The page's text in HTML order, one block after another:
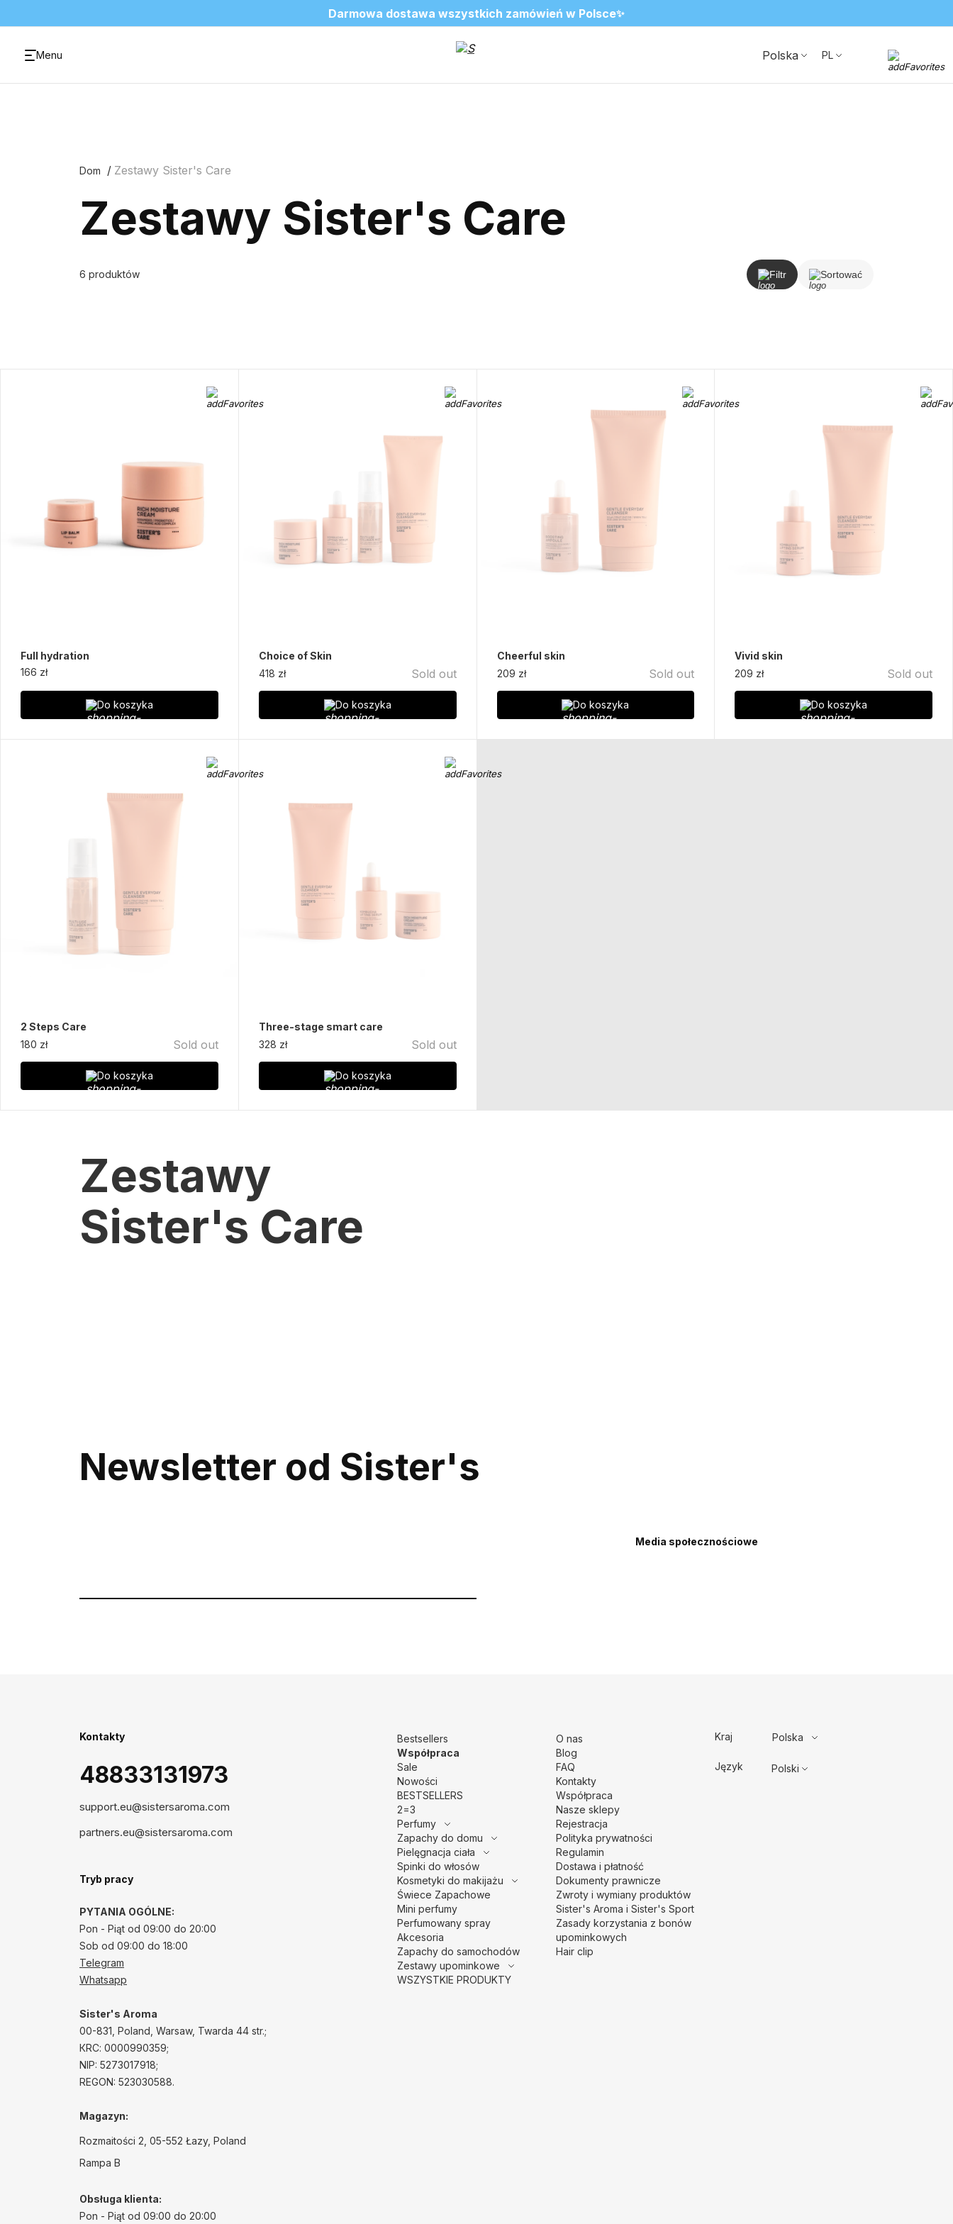
✨
2=3 na ulubione zapachy do wnętrz
SALE do -20%✨
❤️ Perfumy Sugar Porn 50 ml znów dostępne
Nowosci✨
Menu Polska PL
Dom Zestawy Sister's Care
Zestawy Sister's Care
6 produktów Sortować
Filtr
Full hydration
166 zł
Do koszyka
Choice of Skin
418 zł
Sold out
Do koszyka
Cheerful skin
209 zł
Sold out
Do koszyka
Vivid skin
209 zł
Sold out
Do koszyka
2 Steps Care
180 zł
Sold out
Do koszyka
Three-stage smart care
328 zł
Sold out
Do koszyka
Zestawy
Sister's Care
Newsletter od Sister's
Media społecznościowe
Kontakty
48833131973
support.eu@sistersaroma.com
partners.eu@sistersaroma.com
Tryb pracy
PYTANIA OGÓLNE:
Pon - Piąt od 09:00 do 20:00
Sob od 09:00 do 18:00
Telegram
Whatsapp
Sister's Aroma
00-831, Poland, Warsaw, Twarda 44 str.;
КRС: 0000990359;
NIP: 5273017918;
REGON: 523030588.
Magazyn:
Rozmaitości 2, 05-552 Łazy, Poland
Rampa B
Obsługa klienta:
Pon - Piąt od 09:00 do 20:00
Bestsellers
Współpraca
Sale
Nowości
BESTSELLERS
2=3
Perfumy
Zapachy do domu
Pielęgnacja ciała
Spinki do włosów
Kosmetyki do makijażu
Świece Zapachowe
Mini perfumy
Perfumowany spray
Akcesoria
Zapachy do samochodów
Zestawy upominkowe
WSZYSTKIE PRODUKTY
O nas
Blog
FAQ
Kontakty
Współpraca
Nasze sklepy
Rejestracja
Polityka prywatności
Regulamin
Dostawa i płatność
Dokumenty prawnicze
Zwroty i wymiany produktów
Sister's Aroma i Sister's Sport
Zasady korzystania z bonów
upominkowych
Hair clip
Kraj Polska
Język Polski